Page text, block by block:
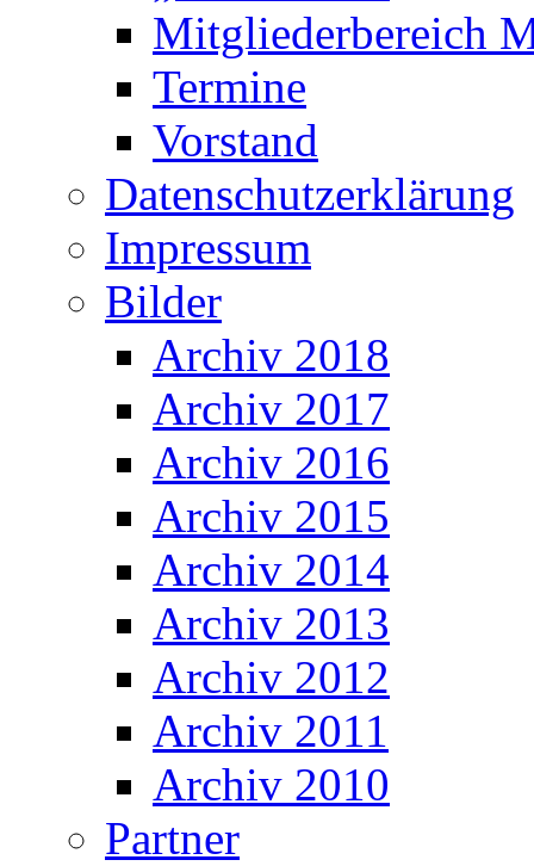
Mitgliederbereich
Termine
Vorstand
Datenschutzerklärung
Impressum
Bilder
Archiv 2018
Archiv 2017
Archiv 2016
Archiv 2015
Archiv 2014
Archiv 2013
Archiv 2012
Archiv 2011
Archiv 2010
Partner